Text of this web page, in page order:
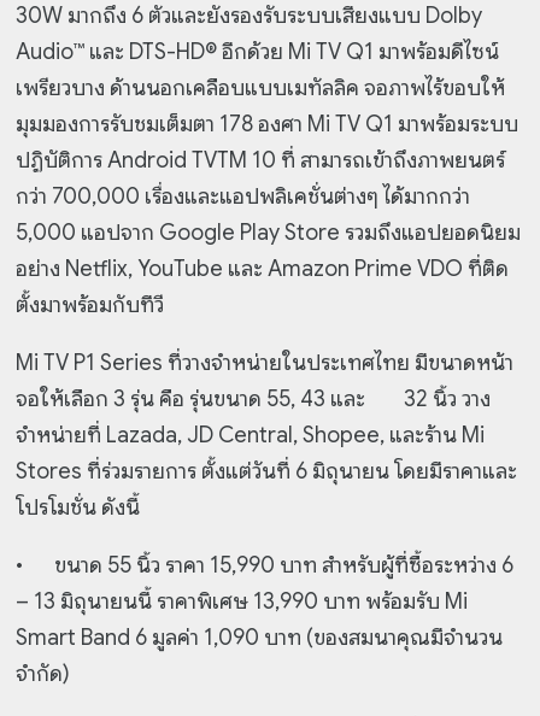
30W มากถึง 6 ตัวและยังรองรับระบบเสียงแบบ Dolby
Audio™ และ DTS-HD® อีกด้วย Mi TV Q1 มาพร้อมดีไซน์
เพรียวบาง ด้านนอกเคลือบแบบเมทัลลิค จอภาพไร้ขอบให้
มุมมองการรับชมเต็มตา 178 องศา Mi TV Q1 มาพร้อมระบบ
ปฏิบัติการ Android TVTM 10 ที่ สามารถเข้าถึงภาพยนตร์
กว่า 700,000 เรื่องและแอปพลิเคชั่นต่างๆ ได้มากกว่า
5,000 แอปจาก Google Play Store รวมถึงแอปยอดนิยม
อย่าง Netflix, YouTube และ Amazon Prime VDO ที่ติด
ตั้งมาพร้อมกับทีวี
Mi TV P1 Series ที่วางจำหน่ายในประเทศไทย มีขนาดหน้า
จอให้เลือก 3 รุ่น คือ รุ่นขนาด 55, 43 และ 32 นิ้ว วาง
จำหน่ายที่ Lazada, JD Central, Shopee, และร้าน Mi
Stores ที่ร่วมรายการ ตั้งแต่วันที่ 6 มิถุนายน โดยมีราคาและ
โปรโมชั่น ดังนี้
•
ขนาด 55 นิ้ว ราคา 15,990 บาท สำหรับผู้ที่ซื้อระหว่าง 6
– 13 มิถุนายนนี้ ราคาพิเศษ 13,990 บาท พร้อมรับ Mi
Smart Band 6 มูลค่า 1,090 บาท (ของสมนาคุณมีจำนวน
จำกัด)